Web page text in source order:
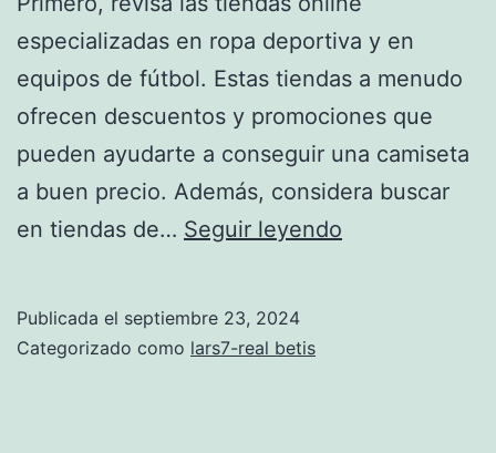
especializadas en ropa deportiva y en
equipos de fútbol. Estas tiendas a menudo
ofrecen descuentos y promociones que
pueden ayudarte a conseguir una camiseta
a buen precio. Además, considera buscar
en tiendas de… Seguir leyendo
Publicada el septiembre 23, 2024
Categorizado como lars7-real betis